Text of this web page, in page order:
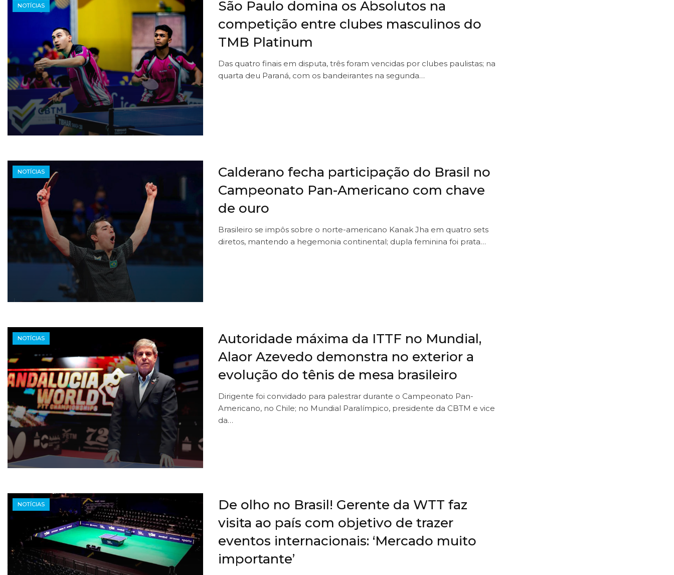
NOTÍCIAS
São Paulo domina os Absolutos na
competição entre clubes masculinos do
TMB Platinum
Das quatro finais em disputa, três foram vencidas por clubes paulistas; na
quarta deu Paraná, com os bandeirantes na segunda…
NOTÍCIAS
Calderano fecha participação do Brasil no
Campeonato Pan-Americano com chave
de ouro
Brasileiro se impôs sobre o norte-americano Kanak Jha em quatro sets
diretos, mantendo a hegemonia continental; dupla feminina foi prata…
NOTÍCIAS
Autoridade máxima da ITTF no Mundial,
Alaor Azevedo demonstra no exterior a
evolução do tênis de mesa brasileiro
Dirigente foi convidado para palestrar durante o Campeonato Pan-
Americano, no Chile; no Mundial Paralímpico, presidente da CBTM e vice
da…
NOTÍCIAS
De olho no Brasil! Gerente da WTT faz
visita ao país com objetivo de trazer
eventos internacionais: ‘Mercado muito
importante’